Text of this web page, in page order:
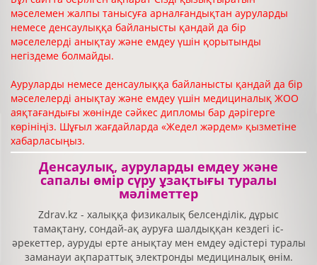
мәселемен жалпы танысуға арналғандықтан ауруларды
немесе денсаулыққа байланысты қандай да бір
мәселелерді анықтау және емдеу үшін қорытынды
негіздеме болмайды.
Ауруларды немесе денсаулыққа байланысты қандай да бір
мәселелерді анықтау және емдеу үшін медициналық ЖОО
аяқтағандығы жөнінде сәйкес дипломы бар дәрігерге
көрініңіз. Шұғыл жағдайларда «Жедел жәрдем» қызметіне
хабарласыңыз.
Денсаулық, ауруларды емдеу және
сапалы өмір сүру ұзақтығы туралы
мәліметтер
Zdrav.kz - халыққа физикалық белсенділік, дұрыс
тамақтану, сондай-ақ ауруға шалдыққан кездегі іс-
әрекеттер, ауруды ерте анықтау мен емдеу әдістері туралы
заманауи ақпараттық электронды медициналық өнім.